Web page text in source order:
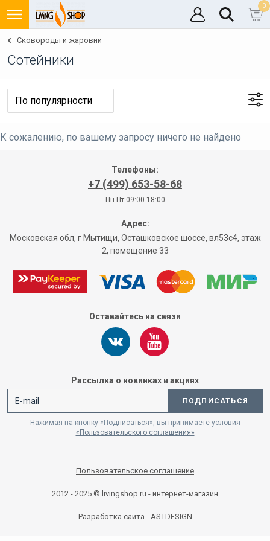
0
Сковороды и жаровни
Сотейники
К сожалению, по вашему запросу ничего не найдено
Телефоны:
+7 (499) 653-58-68
Пн-Пт 09:00-18:00
Адрес:
Московская обл, г Мытищи, Осташковское шоссе, вл53с4, этаж
2, помещение 33
Оставайтесь на связи
Рассылка о новинках и акциях
ПОДПИСАТЬСЯ
Нажимая на кнопку «Подписаться», вы принимаете условия
«Пользовательского соглашения»
Пользовательское соглашение
2012 - 2025 © livingshop.ru - интернет-магазин
Разработка сайта ASTDESIGN